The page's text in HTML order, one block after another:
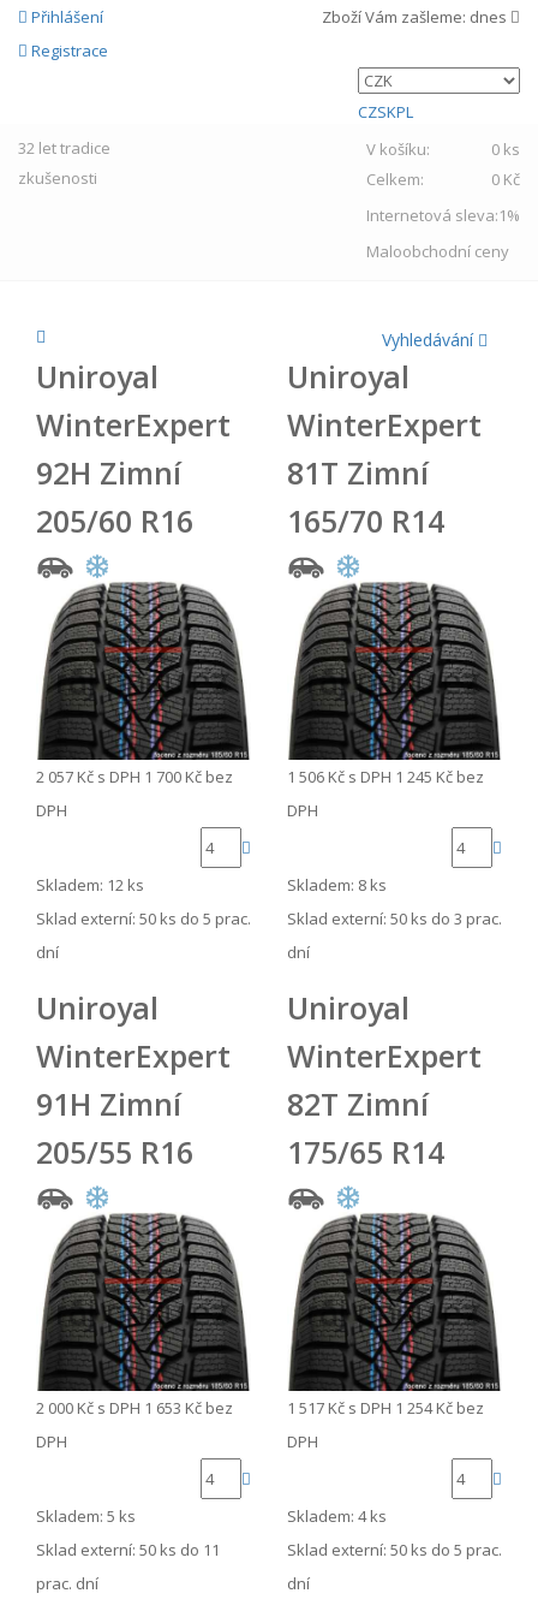
Přihlášení
Registrace
Zboží Vám zašleme: dnes
CZSKPL
32 lettradice
zkušenosti
V košíku:
0 ks
Celkem:
0 Kč
Internetová sleva:1%
Maloobchodní ceny
Vyhledávání
Uniroyal
WinterExpert
92H Zimní
205/60 R16
2 057 Kč s DPH 1 700 Kč bez
DPH
Skladem: 12 ks
Sklad externí: 50 ks do 5 prac.
dní
Uniroyal
WinterExpert
81T Zimní
165/70 R14
1 506 Kč s DPH 1 245 Kč bez
DPH
Skladem: 8 ks
Sklad externí: 50 ks do 3 prac.
dní
Uniroyal
WinterExpert
91H Zimní
205/55 R16
2 000 Kč s DPH 1 653 Kč bez
DPH
Skladem: 5 ks
Sklad externí: 50 ks do 11
prac. dní
Uniroyal
WinterExpert
82T Zimní
175/65 R14
1 517 Kč s DPH 1 254 Kč bez
DPH
Skladem: 4 ks
Sklad externí: 50 ks do 5 prac.
dní